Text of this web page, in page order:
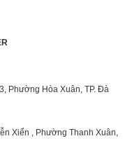
Phường Hòa Xuân, TP. Đà
Xiển , Phường Thanh Xuân,